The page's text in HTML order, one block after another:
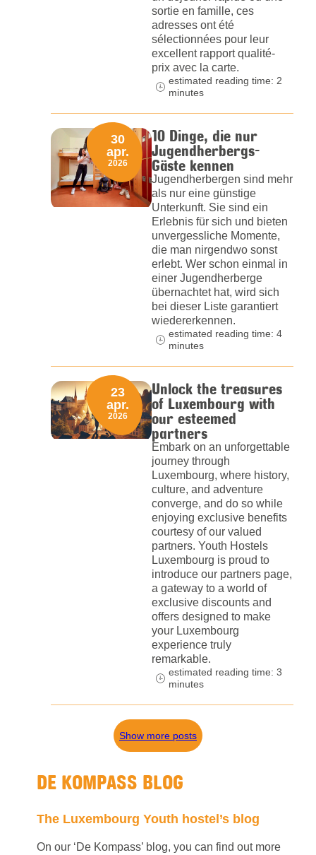
sortie en famille, ces
adresses ont été
sélectionnées pour leur
excellent rapport qualité-
prix avec la carte.
estimated reading time: 2
minutes
10 Dinge, die nur
Jugendherbergs-
Gäste kennen
Jugendherbergen sind mehr
als nur eine günstige
Unterkunft. Sie sind ein
Erlebnis für sich und bieten
unvergessliche Momente,
die man nirgendwo sonst
erlebt. Wer schon einmal in
einer Jugendherberge
übernachtet hat, wird sich
bei dieser Liste garantiert
wiedererkennen.
30
apr.
2026
estimated reading time: 4
minutes
Unlock the treasures
of Luxembourg with
our esteemed
partners
Embark on an unforgettable
journey through
Luxembourg, where history,
culture, and adventure
converge, and do so while
enjoying exclusive benefits
courtesy of our valued
partners. Youth Hostels
Luxembourg is proud to
introduce our partners page,
a gateway to a world of
exclusive discounts and
offers designed to make
your Luxembourg
experience truly
remarkable.
23
apr.
2026
estimated reading time: 3
minutes
Show more posts
DE KOMPASS BLOG
The Luxembourg Youth hostel’s blog
On our ‘De Kompass’ blog, you can find out more